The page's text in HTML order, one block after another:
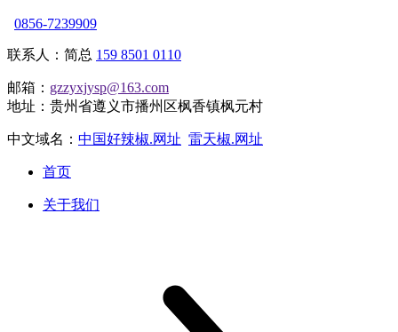
0856-7239909
联系人：简总 159 8501 0110
邮箱： gzzyxjysp@163.com
地址：贵州省遵义市播州区枫香镇枫元村
中文域名： 中国好辣椒.网址 雷天椒.网址
首页
关于我们